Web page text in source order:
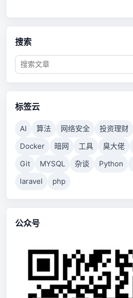
搜索
标签云
AI 算法 网络安全 投资理财
Docker
暗网 工具 臭大佬
Git
MYSQL 杂谈 Python
laravel
php
公众号